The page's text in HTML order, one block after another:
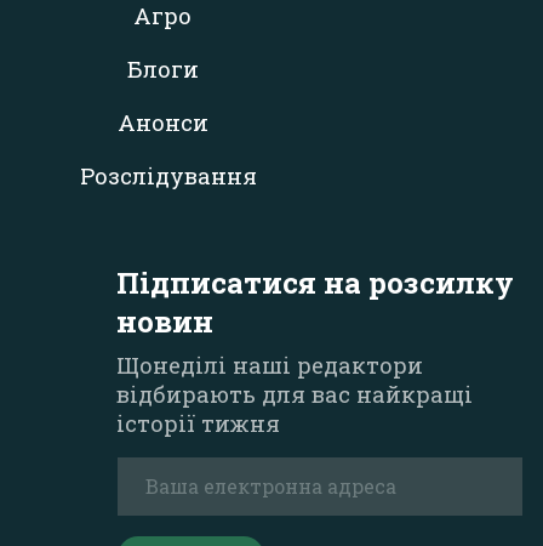
Агро
Блоги
Анонси
Розслідування
Підписатися на розсилку
новин
Щонеділі наші редактори
відбирають для вас найкращі
історії тижня